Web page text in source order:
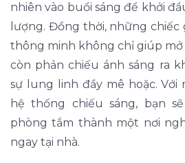
nhiên vào buổi sáng để khởi
lượng. Đồng thời, những
thông minh không chỉ giúp
còn phản chiếu ánh sáng ra
sự lung linh đầy mê hoặc.
hệ thống chiếu sáng, bạn
phòng tắm thành một nơi
ngay tại nhà.